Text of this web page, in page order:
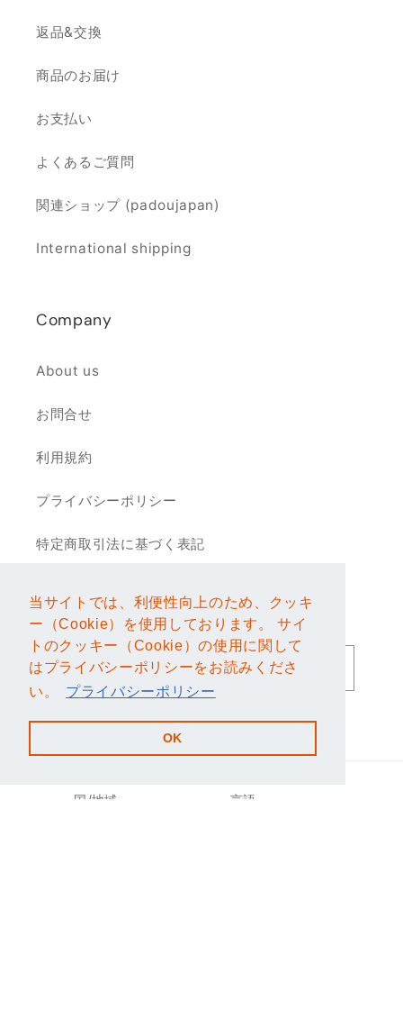
当サイトでは、利便性向上のため、クッキ
ー（Cookie）を使用しております。 サイ
トのクッキー（Cookie）の使用に関して
はプライバシーポリシーをお読みくださ
い。
プライバシーポリシー
OK
当サイトでは、利便性向上のため、クッキ
ー（Cookie）を使用しております。 サイ
トのクッキー（Cookie）の使用に関して
はプライバシーポリシーをお読みくださ
い。
プライバシーポリシー
OK
返品&交換
商品のお届け
お支払い
よくあるご質問
関連ショップ (padoujapan)
International shipping
Company
About us
お問合せ
利用規約
プライバシーポリシー
特定商取引法に基づく表記
メールマガジンのご登録はこちら
メール
FacebookInstagram
国/地域 言語